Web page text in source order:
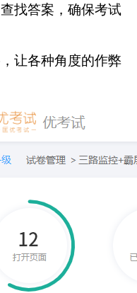
找答案，确保考试
让各种角度的作弊